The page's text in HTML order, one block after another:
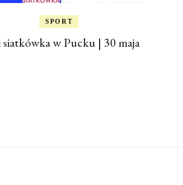
SPORT
w Pucku | 30 maja